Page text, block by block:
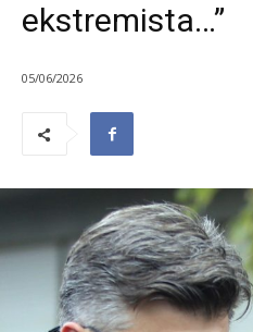
ekstremista…”
05/06/2026